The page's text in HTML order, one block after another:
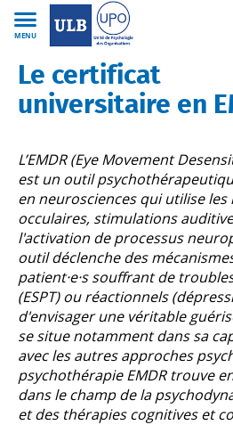
MENU
Psycho UPO FR Formations
Le certificat
universitaire en
L’EMDR (Eye Movement
est un outil
en neurosciences qui utilise
occulaires, stimulations
l'activation de processus
outil déclenche des
patient·e·s souffrant de
(ESPT) ou réactionnels
d'envisager une véritable
se situe notamment dans sa
avec les autres approches
psychothérapie EMDR trouve
dans le champ de la
et des thérapies cognitives et